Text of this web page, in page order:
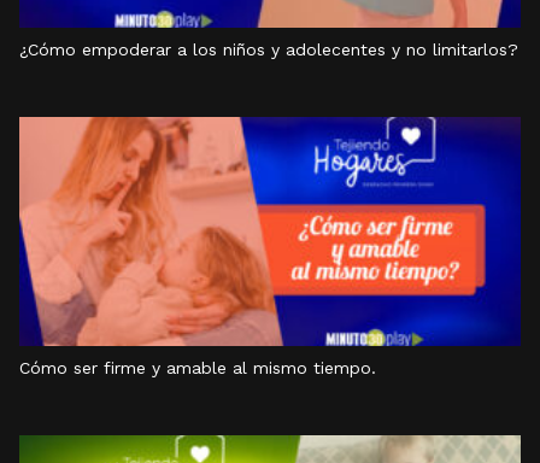
¿Cómo empoderar a los niños y adolecentes y no limitarlos?
Cómo ser firme y amable al mismo tiempo.